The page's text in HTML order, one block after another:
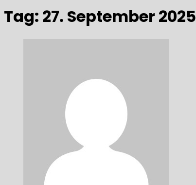
Tag: 27. September 2025